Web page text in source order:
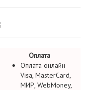
Оплата
Оплата онлайн
Visa, MasterCard,
МИР, WebMoney,